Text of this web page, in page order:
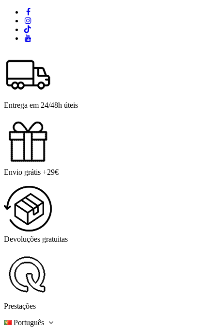
Entrega em 24/48h úteis
Envio grátis +29€
Devoluções gratuitas
Prestações
Português